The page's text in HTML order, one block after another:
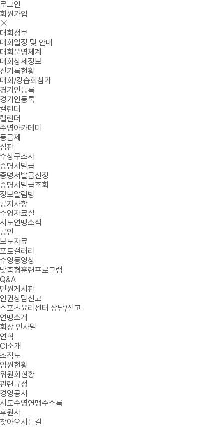
로그인
회원가입
대회정보
대회일정 및 안내
대회운영체계
대회상세정보
신기록현황
대회/강습회참가
경기인등록
경기인등록
캘린더
캘린더
수영아카데미
등급제
심판
수상구조사
증명서발급
증명서발급신청
증명서발급조회
정보알림방
공지사항
수영자료실
시도연맹소식
공인
보도자료
포토갤러리
수영동영상
맞춤형훈련프로그램
Q&A
민원게시판
인권상담신고
스포츠윤리센터 상담/신고
연맹소개
회장 인사말
연혁
CI소개
조직도
임원현황
위원회현황
관련규정
경영공시
시도수영연맹주소록
후원사
찾아오시는길